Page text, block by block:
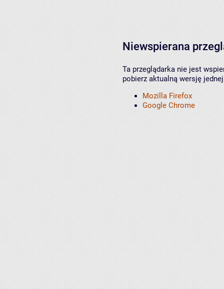
Niewspierana
Ta przeglądarka nie jest
pobierz aktualną wersję
Mozilla Firefox
Google Chrome